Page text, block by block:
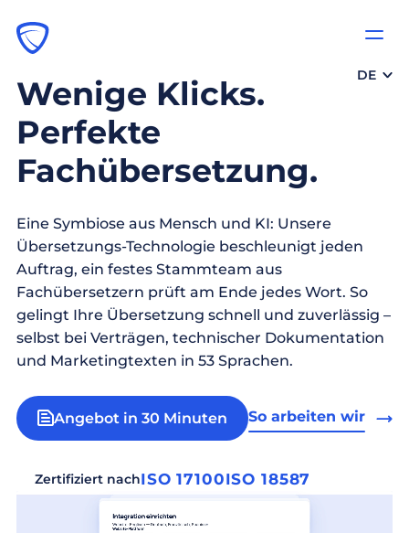
DE
Wenige Klicks.
Perfekte
Fachübersetzung.
Eine Symbiose aus Mensch und KI: Unsere
Übersetzungs-Technologie beschleunigt jeden
Auftrag, ein festes Stammteam aus
Fachübersetzern prüft am Ende jedes Wort. So
gelingt Ihre Übersetzung schnell und zuverlässig –
selbst bei Verträgen, technischer Dokumentation
und Marketingtexten in 53 Sprachen.
Angebot in 30 Minuten So arbeiten wir
Zertifiziert nachISO 17100ISO 18587